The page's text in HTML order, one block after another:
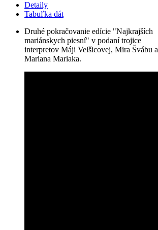
Detaily
Tabuľka dát
Druhé pokračovanie edície "Najkrajších
mariánskych piesní" v podaní trojice
interpretov Máji Velšicovej, Mira Švábu a
Mariana Mariaka.